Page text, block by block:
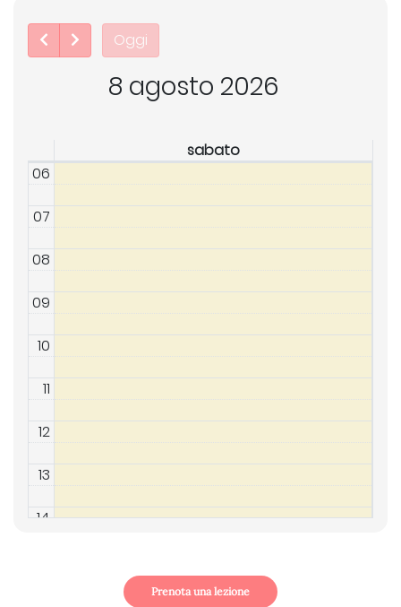
Oggi
8 agosto 2026
sabato
06
07
08
09
10
11
12
13
14
Prenota una lezione